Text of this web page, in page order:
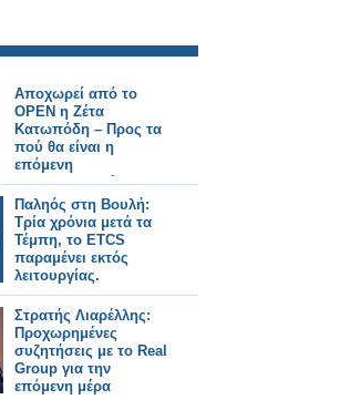
Αποχωρεί από το
OPEN η Ζέτα
Κατωπόδη – Προς τα
πού θα είναι η
επόμενη
επαγγελματική της
στέγη; - Όλο το
ρεπορτάζ
Παληός στη Βουλή:
Τρία χρόνια μετά τα
Τέμπη, το ETCS
παραμένει εκτός
λειτουργίας.
Στρατής Λιαρέλλης:
Προχωρημένες
συζητήσεις με το Real
Group για την
επόμενη μέρα